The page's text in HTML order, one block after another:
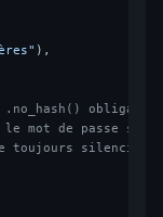
),
de passe
toujours